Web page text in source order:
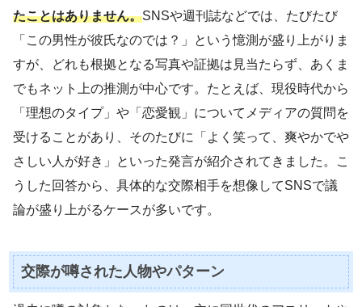
たことはありません。SNSや週刊誌などでは、たびたび
「この男性が彼氏なのでは？」という憶測が盛り上がりま
すが、どれも根拠となる写真や証拠は見当たらず、あくま
でもネット上の推測が中心です。たとえば、現役時代から
「理想のタイプ」や「恋愛観」についてメディアの質問を
受けることがあり、そのたびに「よく笑って、爽やかでや
さしい人が好き」といった発言が紹介されてきました。こ
うした回答から、具体的な交際相手を想像してSNSで議
論が盛り上がるケースが多いです。
交際が噂された人物やパターン